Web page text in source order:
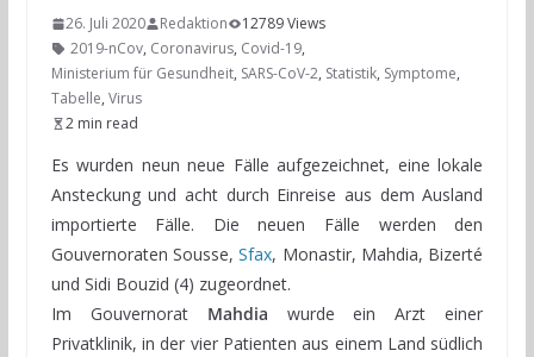
26. Juli 2020 Redaktion
12789 Views
2019-nCov, Coronavirus, Covid-19,
Ministerium für Gesundheit, SARS-CoV-2, Statistik, Symptome,
Tabelle, Virus
2 min read
Es wurden neun neue Fälle aufgezeichnet, eine lokale
Ansteckung und acht durch Einreise aus dem Ausland
importierte Fälle. Die neuen Fälle werden den
Gouvernoraten Sousse,Sfax, Monastir, Mahdia, Bizerté
und Sidi Bouzid (4) zugeordnet.
Im Gouvernorat Mahdia wurde ein Arzt einer
Privatklinik, in der vier Patienten aus einem Land südlich